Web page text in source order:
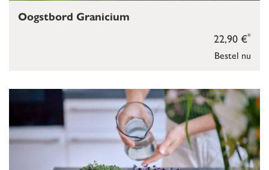
Bestel nu
22,90 €*
Oogstbord Granicium